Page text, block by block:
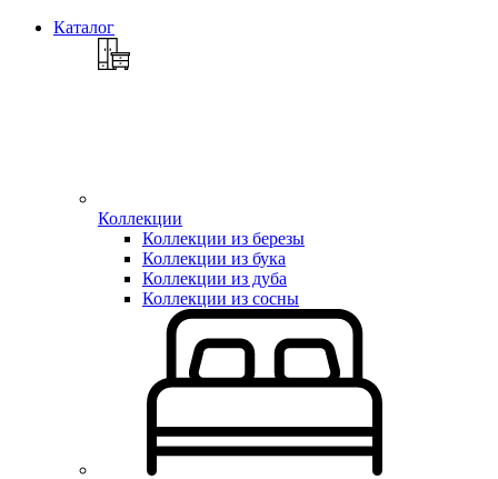
Каталог
Коллекции
Коллекции из березы
Коллекции из бука
Коллекции из дуба
Коллекции из сосны